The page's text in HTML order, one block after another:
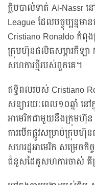
ក្លិបបាល់ទាត់ Al-Nassr
League ដែលបច្ចុប្បន្នម
Cristiano Ronaldo កំពុ
ក្រុមហ៊ុនផលិតសម្ភារកីឡា
សហការថ្មីរបស់ពួកគេ។
ឥទ្ធិពលរបស់ Cristiano
សន្យារយៈពេល១០ឆ្នាំ ន
អាមេរិកជាមួយនឹងក្រុមហ៊ុន
ការបើកផ្លូវសម្រាប់ក្រុម
សហរដ្ឋអាមេរិក សម្រេចកិ
ជំនួសដៃគូសហការចាស់ គឺ